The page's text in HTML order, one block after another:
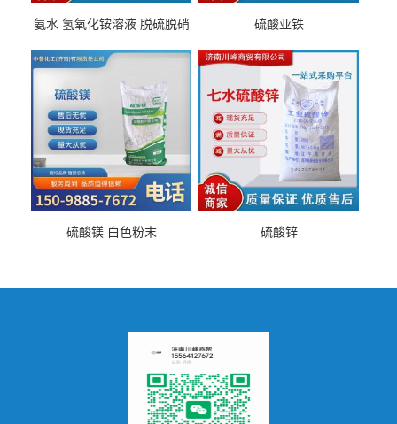
氨水 氢氧化铵溶液 脱硫脱硝 硫酸亚铁
硫酸镁 白色粉末 硫酸锌